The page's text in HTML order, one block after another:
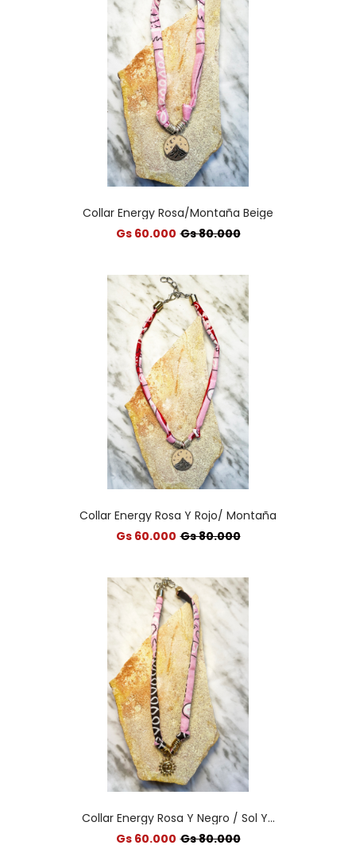
Collar Energy Rosa/Montaña Beige
Gs 60.000 Gs 80.000
Collar Energy Rosa Y Rojo/ Montaña
Gs 60.000 Gs 80.000
Collar Energy Rosa Y Negro / Sol Y...
Gs 60.000 Gs 80.000